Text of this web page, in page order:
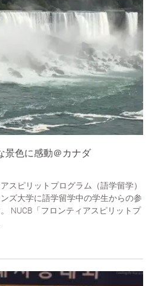
景色に感動＠カナダ
スピリットプログラム（語学留学）
ズ大学に語学留学中の学生からの参
NUCB「フロンティアスピリットプ